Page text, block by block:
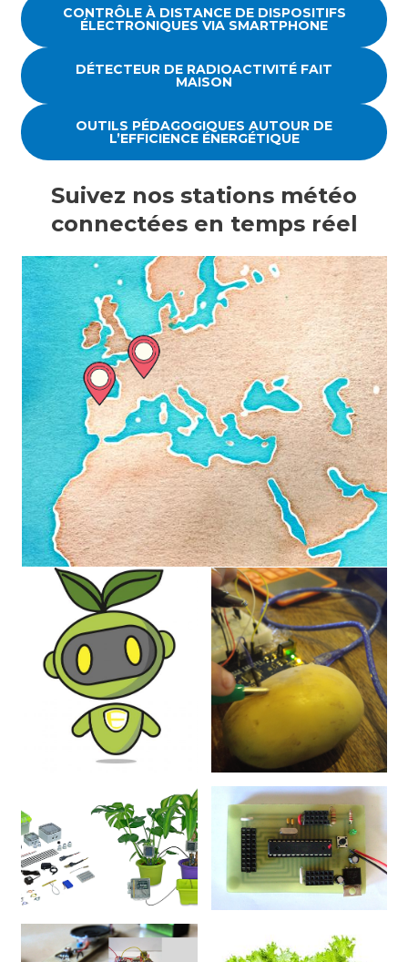
CONTRÔLE À DISTANCE DE DISPOSITIFS
ÉLECTRONIQUES VIA SMARTPHONE
DÉTECTEUR DE RADIOACTIVITÉ FAIT
MAISON
OUTILS PÉDAGOGIQUES AUTOUR DE
L’EFFICIENCE ÉNERGÉTIQUE
Suivez nos stations météo
connectées en temps réel